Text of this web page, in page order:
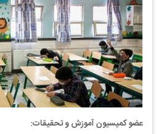
عضو کمیسیون آموزش و تحقیقات: